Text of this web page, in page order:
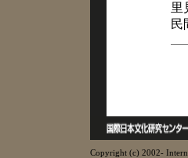
里
民
Copyright (c) 2002-